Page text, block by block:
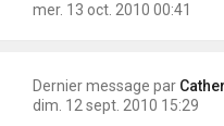
mer. 13 oct. 2010 00:41
Dernier message par Catherine
dim. 12 sept. 2010 15:29